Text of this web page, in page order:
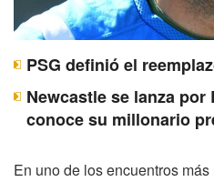
PSG definió el
Newcastle se lanza
conoce su millonario
En uno de los encuentros